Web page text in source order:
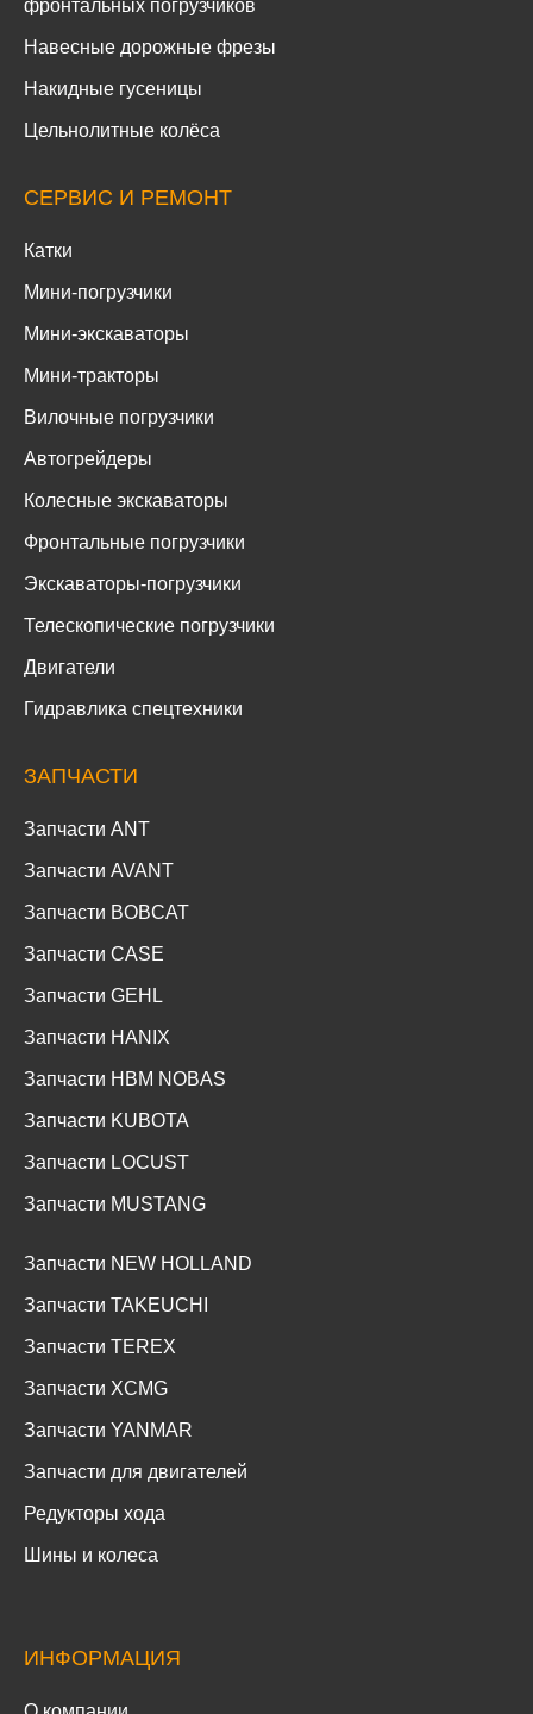
фронтальных погрузчиков
Навесные дорожные фрезы
Накидные гусеницы
Цельнолитные колёса
СЕРВИС И РЕМОНТ
Катки
Мини-погрузчики
Мини-экскаваторы
Мини-тракторы
Вилочные погрузчики
Автогрейдеры
Колесные экскаваторы
Фронтальные погрузчики
Экскаваторы-погрузчики
Телескопические погрузчики
Двигатели
Гидравлика спецтехники
ЗАПЧАСТИ
Запчасти ANT
Запчасти AVANT
Запчасти BOBCAT
Запчасти CASE
Запчасти GEHL
Запчасти HANIX
Запчасти HBM NOBAS
Запчасти KUBOTA
Запчасти LOCUST
Запчасти MUSTANG
Запчасти NEW HOLLAND
Запчасти TAKEUCHI
Запчасти TEREX
Запчасти XCMG
Запчасти YANMAR
Запчасти для двигателей
Редукторы хода
Шины и колеса
ИНФОРМАЦИЯ